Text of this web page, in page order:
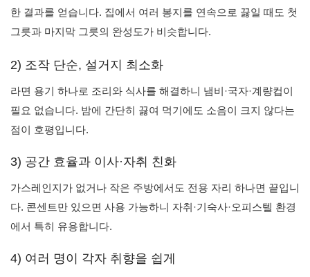
한 결과를 얻습니다. 집에서 여러 봉지를 연속으로 끓일 때도 첫
그릇과 마지막 그릇의 완성도가 비슷합니다.
2) 조작 단순, 설거지 최소화
라면 용기 하나로 조리와 식사를 해결하니 냄비·국자·계량컵이
필요 없습니다. 밤에 간단히 끓여 먹기에도 소음이 크지 않다는
점이 호평입니다.
3) 공간 효율과 이사·자취 친화
가스레인지가 없거나 작은 주방에서도 전용 자리 하나면 끝입니
다. 콘센트만 있으면 사용 가능하니 자취·기숙사·오피스텔 환경
에서 특히 유용합니다.
4) 여러 명이 각자 취향을 쉽게